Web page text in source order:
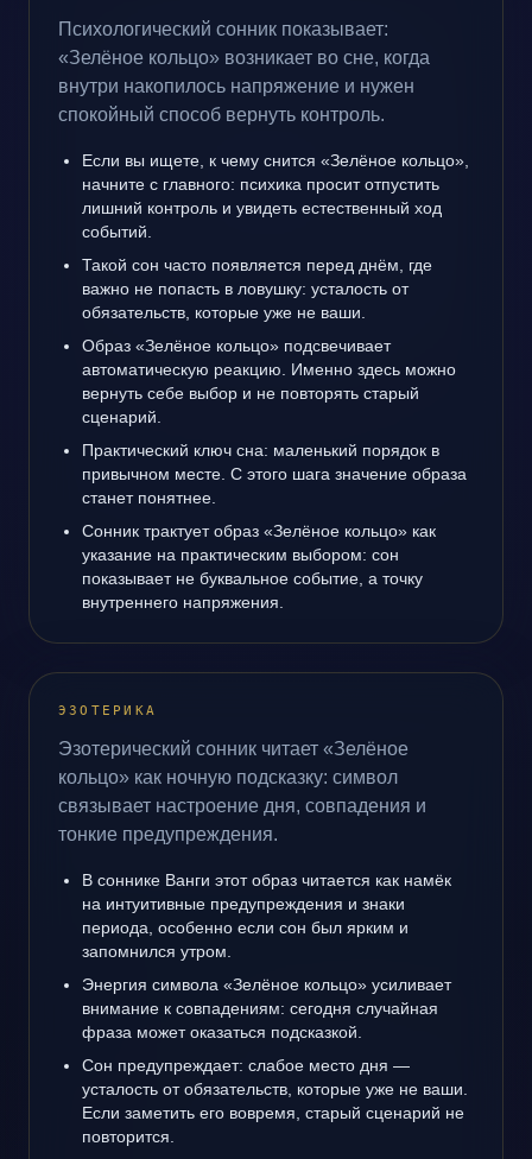
Психологический сонник показывает:
«Зелёное кольцо» возникает во сне, когда
внутри накопилось напряжение и нужен
спокойный способ вернуть контроль.
Если вы ищете, к чему снится «Зелёное кольцо»,
начните с главного: психика просит отпустить
лишний контроль и увидеть естественный ход
событий.
Такой сон часто появляется перед днём, где
важно не попасть в ловушку: усталость от
обязательств, которые уже не ваши.
Образ «Зелёное кольцо» подсвечивает
автоматическую реакцию. Именно здесь можно
вернуть себе выбор и не повторять старый
сценарий.
Практический ключ сна: маленький порядок в
привычном месте. С этого шага значение образа
станет понятнее.
Сонник трактует образ «Зелёное кольцо» как
указание на практическим выбором: сон
показывает не буквальное событие, а точку
внутреннего напряжения.
ЭЗОТЕРИКА
Эзотерический сонник читает «Зелёное
кольцо» как ночную подсказку: символ
связывает настроение дня, совпадения и
тонкие предупреждения.
В соннике Ванги этот образ читается как намёк
на интуитивные предупреждения и знаки
периода, особенно если сон был ярким и
запомнился утром.
Энергия символа «Зелёное кольцо» усиливает
внимание к совпадениям: сегодня случайная
фраза может оказаться подсказкой.
Сон предупреждает: слабое место дня —
усталость от обязательств, которые уже не ваши.
Если заметить его вовремя, старый сценарий не
повторится.